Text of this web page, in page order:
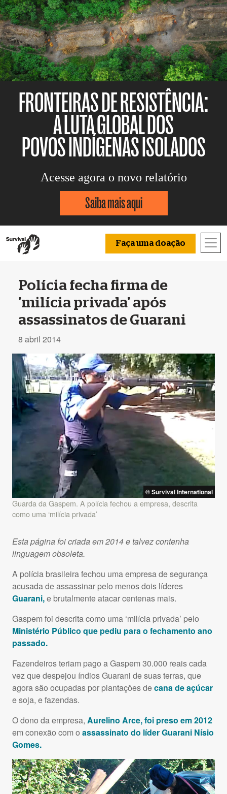
FRONTEIRAS DE RESISTÊNCIA:
A LUTA GLOBAL DOS
POVOS INDÍGENAS ISOLADOS
Acesse agora o novo relatório
Saiba mais aqui
Faça uma doação
Polícia fecha firma de
'milícia privada' após
assassinatos de Guarani
8 abril 2014
© Survival International
Guarda da Gaspem. A polícia fechou a empresa, descrita
como uma ‘milícia privada’
Esta página foi criada em 2014 e talvez contenha
linguagem obsoleta.
A polícia brasileira fechou uma empresa de segurança
acusada de assassinar pelo menos dois líderes
Guarani,e brutalmente atacar centenas mais.
Gaspem foi descrita como uma ‘milícia privada’ pelo
Ministério Público que pediu para o fechamento ano
passado.
Fazendeiros teriam pago a Gaspem 30.000 reais cada
vez que despejou índios Guarani de suas terras, que
agora são ocupadas por plantações decana de açúcar
e soja, e fazendas.
O dono da empresa, Aurelino Arce, foi preso em 2012
em conexão com o assassinato do líder Guarani Nísio
Gomes.